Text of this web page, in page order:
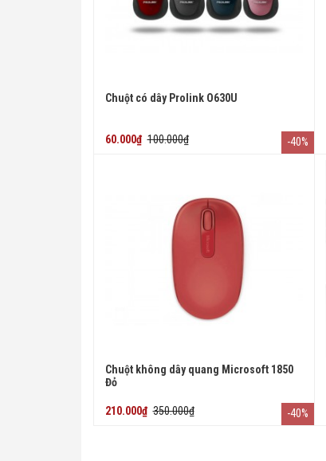
Chuột có dây Prolink O630U
60.000₫ 100.000₫ -40%
Chuột không dây quang Microsoft 1850
Đỏ
210.000₫ 350.000₫ -40%